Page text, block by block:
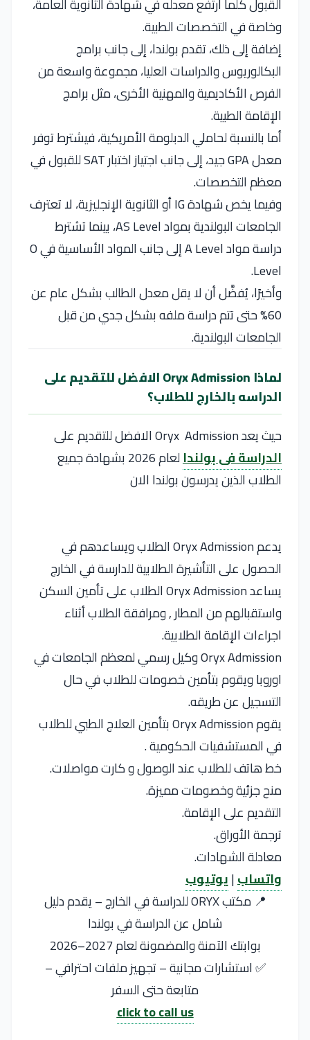
وخاصة في التخصصات الطبية.
إضافة إلى ذلك، تقدم بولندا، إلى جانب برامج
البكالوريوس والدراسات العليا، مجموعة واسعة من
الفرص الأكاديمية والمهنية الأخرى، مثل برامج
الإقامة الطبية.
أما بالنسبة لحاملي الدبلومة الأمريكية، فيشترط توفر
معدل GPA جيد، إلى جانب اجتياز اختبار SAT للقبول في
معظم التخصصات.
وفيما يخص شهادة IG أو الثانوية الإنجليزية، لا تعترف
الجامعات البولندية بمواد AS Level، بينما تشترط
دراسة مواد A Level إلى جانب المواد الأساسية في O
Level.
وأخيرًا، يُفضَّل أن لا يقل معدل الطالب بشكل عام عن
60% حتى تتم دراسة ملفه بشكل جدي من قبل
الجامعات البولندية.
لماذا Oryx Admission الافضل للتقديم على
الدراسه بالخارج للطلاب؟
حيث يعد Oryx Admission الافضل للتقديم على
الدراسة فى بولندا
لعام 2026 بشهادة جميع
الطلاب الذين يدرسون بولندا الان
يدعم Oryx Admission الطلاب ويساعدهم في
الحصول على التأشيرة الطلابية للدارسة في الخارج
يساعد Oryx Admission الطلاب على تأمين السكن
واستقبالهم من المطار , ومرافقة الطلاب أثناء
اجراءات الإقامة الطلابية.
Oryx Admission وكيل رسمي لمعظم الجامعات في
اوروبا ويقوم بتأمين خصومات للطلاب في حال
التسجيل عن طريقه.
يقوم Oryx Admission بتأمين العلاج الطبي للطلاب
في المستشفيات الحكومية .
خط هاتف للطلاب عند الوصول و كارت مواصلات.
منح جزئية وخصومات مميزة.
التقديم على الإقامة.
ترجمة الأوراق.
معادلة الشهادات.
واتساب|يوتيوب
📍 مكتب ORYX للدراسة في الخارج – يقدم دليل
شامل عن الدراسة في بولندا
بوابتك الآمنة والمضمونة لعام 2027–2026
✅ استشارات مجانية – تجهيز ملفات احترافي –
متابعة حتى السفر
click to call us